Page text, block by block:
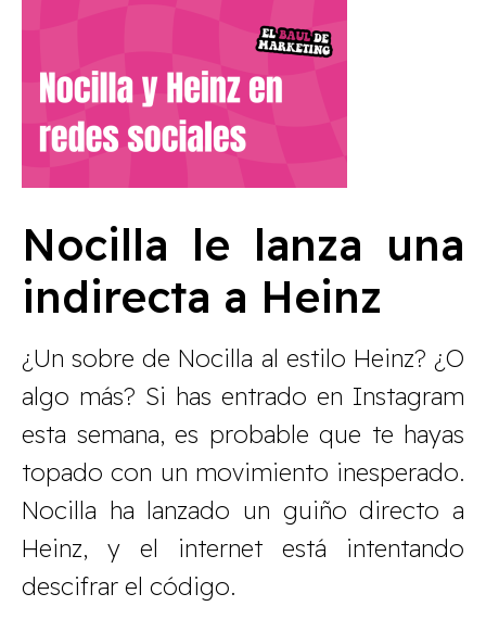
Nocilla le lanza una
indirecta a Heinz
¿Un sobre de Nocilla al estilo Heinz? ¿O
algo más? Si has entrado en Instagram
esta semana, es probable que te hayas
topado con un movimiento inesperado.
Nocilla ha lanzado un guiño directo a
Heinz, y el internet está intentando
descifrar el código.